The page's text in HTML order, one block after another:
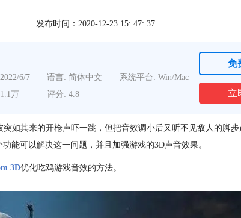
发布时间：2020-12-23 15: 47: 37
6/7 语言: 简体中文
系统平台: Win/Mac
万
评分: 4.8
免
立
如其来的开枪声吓一跳，但把音效调小后又听不见敌人的脚步
能可以解决这一问题，并且加强游戏的3D声音效果。
3D优化吃鸡游戏音效的方法。